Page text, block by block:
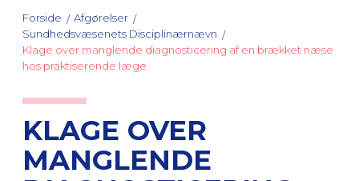
Forside
Afgørelser
Sundhedsvæsenets Disciplinærnævn
Klage over manglende diagnosticering af en brækket næse
hos praktiserende læge
KLAGE OVER
MANGLENDE